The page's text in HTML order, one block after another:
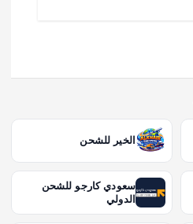
الخير للشحن
سعودي كارجو للشحن
الدولي